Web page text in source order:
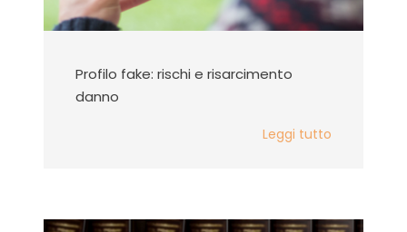
Profilo fake: rischi e risarcimento
danno
Leggi tutto